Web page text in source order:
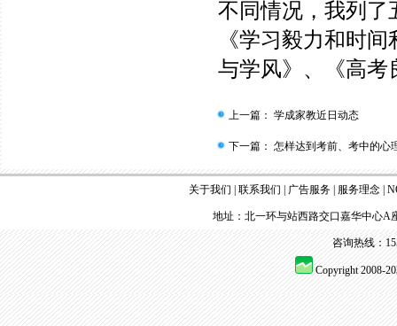
不同情况，我列了
《学习毅力和时
与学风》、《高考
上一篇： 学成家教近日动态
下一篇： 怎样达到考前、考中的心
关于我们 联系我们 广告服务| 服务理念|
地址：北一环与站西路交口嘉华中心
咨询热线：
Copyright 2008-